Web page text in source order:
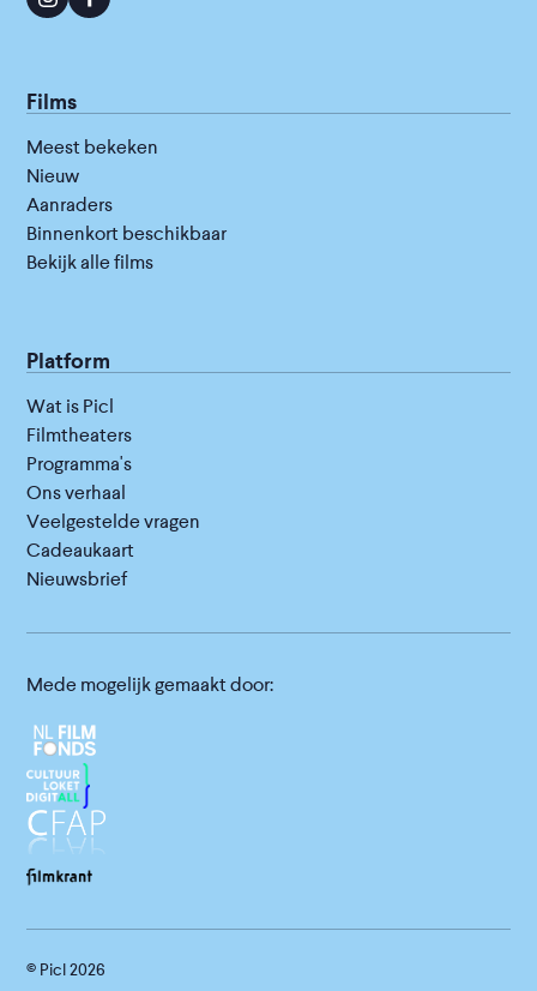
Films
Meest bekeken
Nieuw
Aanraders
Binnenkort beschikbaar
Bekijk alle films
Platform
Wat is Picl
Filmtheaters
Programma's
Ons verhaal
Veelgestelde vragen
Cadeaukaart
Nieuwsbrief
Mede mogelijk gemaakt door:
© Picl2026